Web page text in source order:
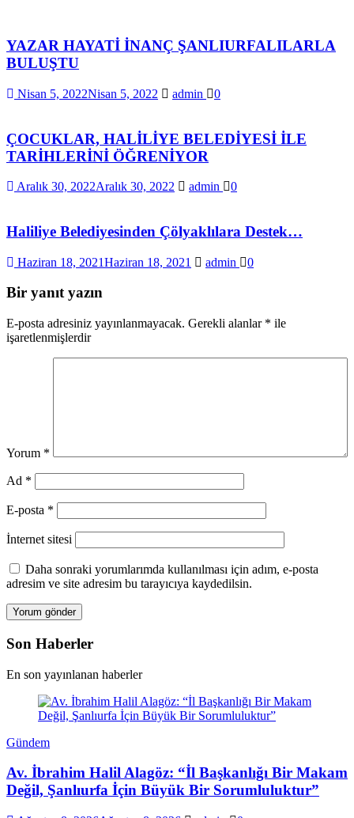
YAZAR HAYATİ İNANÇ ŞANLIURFALILARLA
BULUŞTU
Nisan 5, 2022Nisan 5, 2022 admin 0
ÇOCUKLAR, HALİLİYE BELEDİYESİ İLE
TARİHLERİNİ ÖĞRENİYOR
Aralık 30, 2022Aralık 30, 2022 admin 0
Haliliye Belediyesinden Çölyaklılara Destek…
Haziran 18, 2021Haziran 18, 2021 admin 0
Bir yanıt yazın
E-posta adresiniz yayınlanmayacak. Gerekli alanlar * ile
işaretlenmişlerdir
Yorum *
Ad *
E-posta *
İnternet sitesi
Daha sonraki yorumlarımda kullanılması için adım, e-posta
adresim ve site adresim bu tarayıcıya kaydedilsin.
Son Haberler
En son yayınlanan haberler
Gündem
Av. İbrahim Halil Alagöz: “İl Başkanlığı Bir Makam
Değil, Şanlıurfa İçin Büyük Bir Sorumluluktur”